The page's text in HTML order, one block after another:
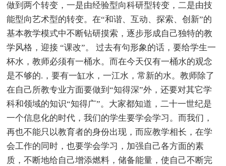
做到两个转变，一是由经验型向科研型转变，二是由技
能型向艺术型的转变。在“和谐、互动、探索、创新”的
基本教学模式中不断钻研摸索，逐步形成自己独特的教
学风格，迎接 “课改”。 过去有句形象的话，要给学生一
杯水，教师必须有一桶水。而在今天仅有一桶水的观念
是不够的.，要有一缸水，一江水，常新的水。教师除了
在自己所教专业方面要做到“知得深”外，还要对其它学
科和领域的知识“知得广”。大家都知道，二十一世纪是
一个信息化的时代，我们的学生要学会学习。而我们，
再也不能只以教育者的身份出现，而应教学相长，在学
会工作的同时，也要学会学习，加强自己各方面的素
质，不断地给自己增添燃料，储备能量，使自己不断完